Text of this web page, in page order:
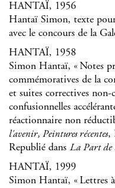
HANTAÏ, 1956
Hantaï Simon, texte
avec le concours de la
HANTAÏ, 1958
Simon Hantaï, « Notes
commémoratives de la
et suites correctives non-
confusionnelles
réactionnaire non
l'avenir, Peintures récentes,
Republié dans La Part
HANTAÏ, 1999
Simon Hantaï, « Lettres